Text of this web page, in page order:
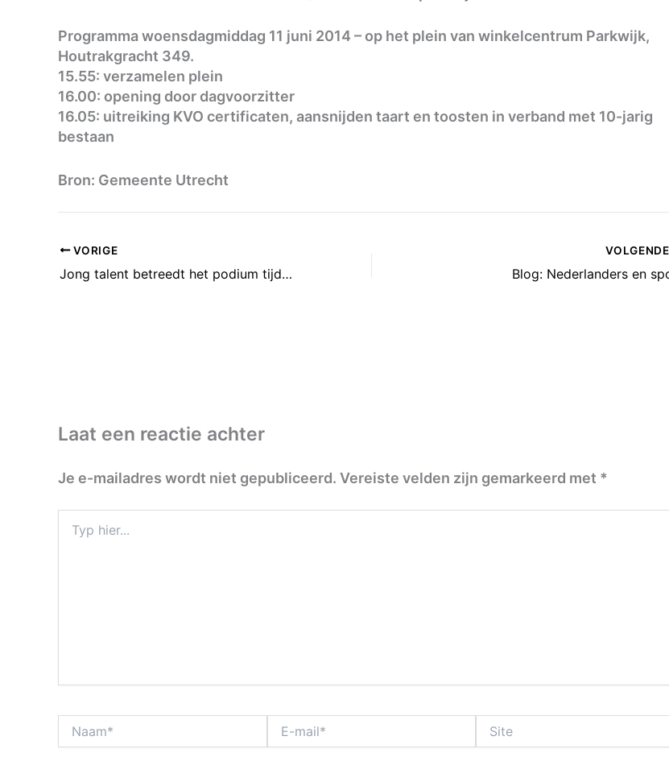
Programma woensdagmiddag 11 juni 2014 – op het plein van winkelcentrum Parkwijk,
Houtrakgracht 349.
15.55: verzamelen plein
16.00: opening door dagvoorzitter
16.05: uitreiking KVO certificaten, aansnijden taart en toosten in verband met 10-jarig
bestaan
Bron: Gemeente Utrecht
VORIGE
Jong talent betreedt het podium tijdens Fête de la Musique
VOLGENDE
Blog: Nederlanders en
Laat een reactie achter
Je e-mailadres wordt niet gepubliceerd. Vereiste velden zijn gemarkeerd met *
hier...
mail*